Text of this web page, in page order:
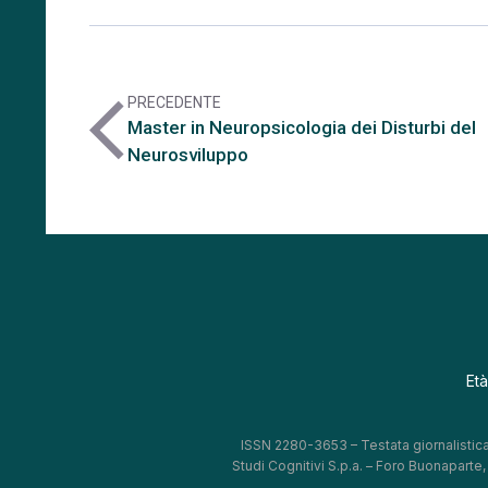
arrow_back_iosPRECEDENTE
Master in Neuropsicologia dei Disturbi del
Neurosviluppo
ISSN 2280-3653 – Testata
Studi Cognitivi S.p.a. – Foro